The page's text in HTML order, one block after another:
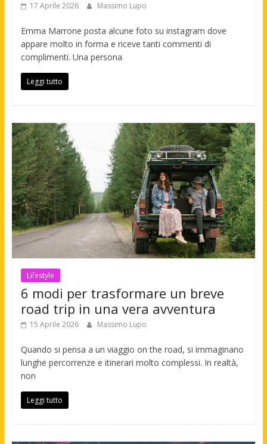
17 Aprile 2026 Massimo Lupo
Emma Marrone posta alcune foto su instagram dove
appare molto in forma e riceve tanti commenti di
complimenti. Una persona
Leggi tutto
Lifestyle
6 modi per trasformare un breve
road trip in una vera avventura
15 Aprile 2026 Massimo Lupo
Quando si pensa a un viaggio on the road, si immaginano
lunghe percorrenze e itinerari molto complessi. In realtà,
non
Leggi tutto